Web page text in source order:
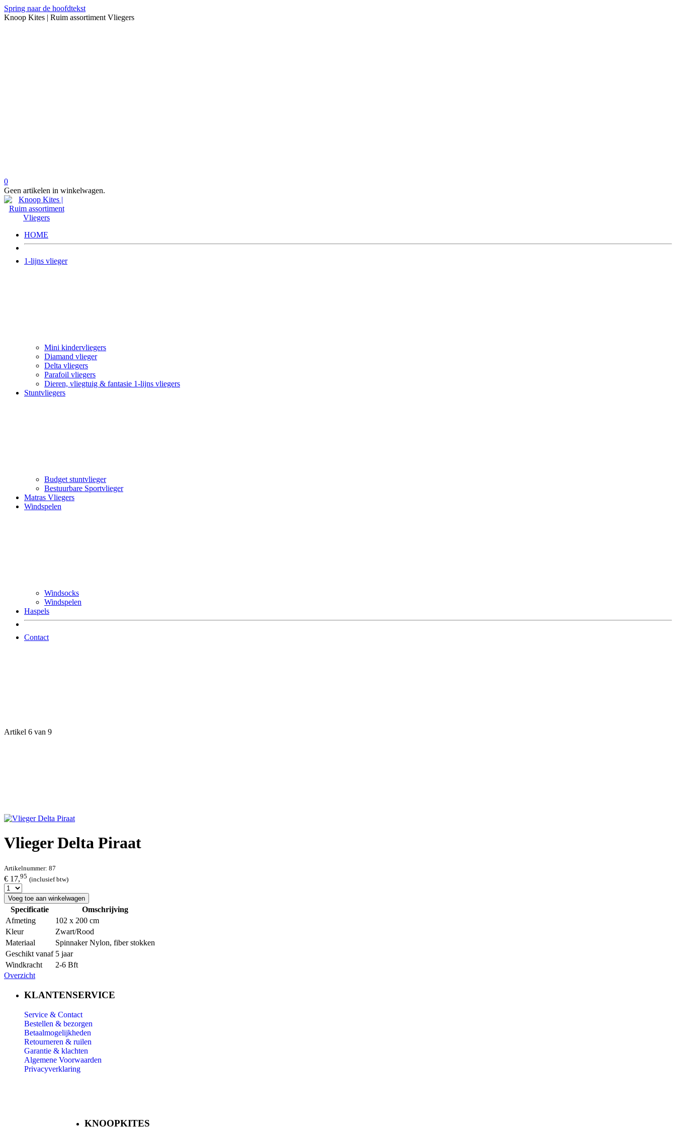
Spring naar de hoofdtekst
Knoop Kites | Ruim assortiment Vliegers
0
Geen artikelen in winkelwagen.
HOME
1-lijns vlieger
Mini kindervliegers
Diamand vlieger
Delta vliegers
Parafoil vliegers
Dieren, vliegtuig & fantasie 1-lijns vliegers
Stuntvliegers
Budget stuntvlieger
Bestuurbare Sportvlieger
Matras Vliegers
Windspelen
Windsocks
Windspelen
Haspels
Contact
Artikel 6 van 9
Vlieger Delta Piraat
Artikelnummer: 87
€ 17,95 (inclusief btw)
Voeg toe aan winkelwagen
Specificatie
Omschrijving
Afmeting
102 x 200 cm
Kleur
Zwart/Rood
Materiaal
Spinnaker Nylon, fiber stokken
Geschikt vanaf 5 jaar
Windkracht
2-6 Bft
Overzicht
KLANTENSERVICE
Service & Contact
Bestellen & bezorgen
Betaalmogelijkheden
Retourneren & ruilen
Garantie & klachten
Algemene Voorwaarden
Privacyverklaring
KNOOPKITES